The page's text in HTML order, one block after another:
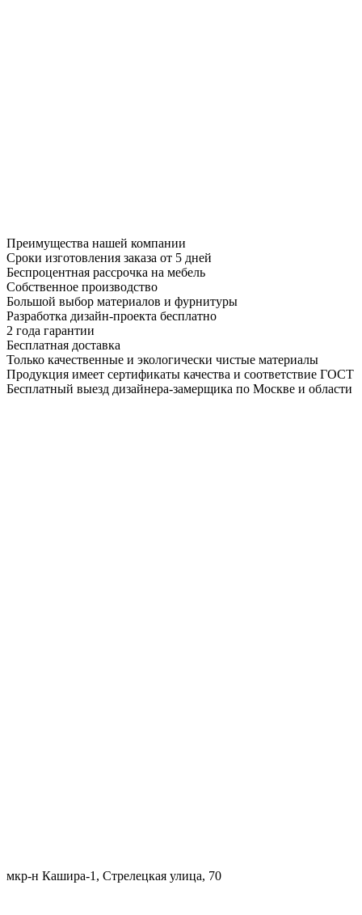
Преимущества нашей компании
Сроки изготовления заказа от 5 дней
Беспроцентная рассрочка на мебель
Собственное производство
Большой выбор материалов и фурнитуры
Разработка дизайн-проекта бесплатно
2 года гарантии
Бесплатная доставка
Только качественные и экологически чистые материалы
Продукция имеет сертификаты качества и соответствие ГОСТ
Бесплатный выезд дизайнера-замерщика по Москве и области
мкр-н Кашира-1, Стрелецкая улица, 70